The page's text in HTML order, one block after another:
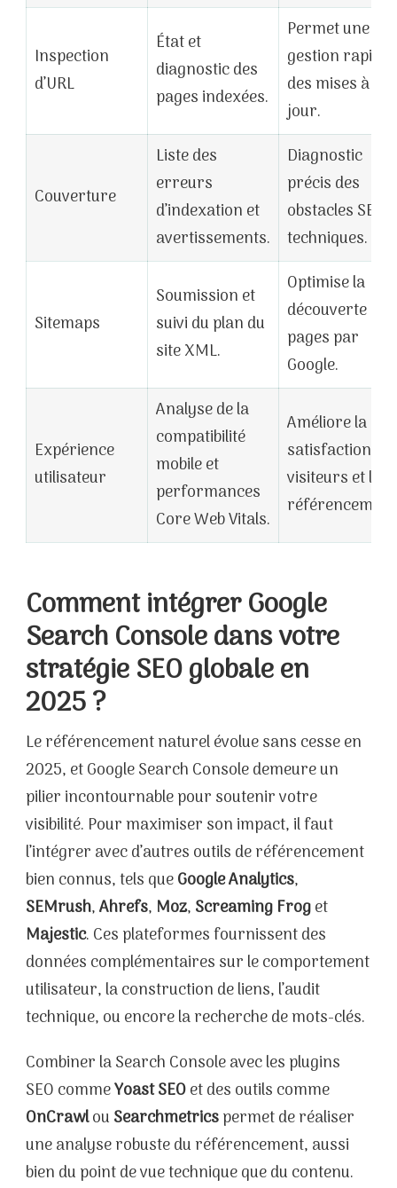
Inspection
d’URL
État et
diagnostic des
pages indexées.
Permet une
gestion rapide
des mises à
jour.
Couverture
Liste des
erreurs
d’indexation et
avertissements.
Diagnostic
précis des
obstacles SEO
techniques.
Sitemaps
Soumission et
suivi du plan du
site XML.
Optimise la
découverte des
pages par
Google.
Expérience
utilisateur
Analyse de la
compatibilité
mobile et
performances
Core Web Vitals.
Améliore la
satisfaction
visiteurs et le
Comment intégrer Google
Search Console dans votre
stratégie SEO globale en
2025 ?
Le référencement naturel évolue sans cesse en
2025, et Google Search Console demeure un
pilier incontournable pour soutenir votre
visibilité. Pour maximiser son impact, il faut
l’intégrer avec d’autres outils de référencement
bien connus, tels queGoogle Analytics,
SEMrush,Ahrefs, Moz, Screaming Froget
Majestic. Ces plateformes fournissent des
données complémentaires sur le comportement
utilisateur, la construction de liens, l’audit
technique, ou encore la recherche de mots-clés.
Combiner la Search Console avec les plugins
SEO commeYoast SEOet des outils comme
OnCrawlou Searchmetricspermet de réaliser
une analyse robuste du référencement, aussi
bien du point de vue technique que du contenu.